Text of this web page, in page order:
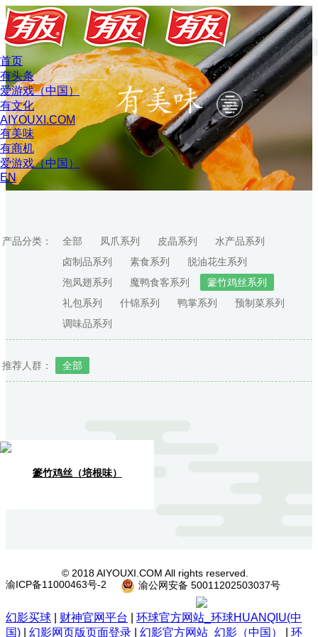
首页
有头条
爱游戏（中国）
有文化
AIYOUXI.COM
有美味
有商机
爱游戏（中国）
EN
产品分类： 全部 凤爪系列 皮晶系列
水产品系列
卤制品系列
素食系列
脱油花生系列
泡凤翅系列
魔鸭食客系列
籇竹鸡丝系列
礼包系列
什锦系列 鸭掌系列
预制菜系列
调味品系列
推荐人群： 全部
籇竹鸡丝（培根味）
© 2018 AIYOUXI.COM All rights reserved.
渝ICP备11000463号-2
渝公网安备 50011202503037号
幻影买球 财神官网平台
环球官方网站_环球HUANQIU(中
国)
幻影网页版页面登录 幻影官方网站_幻影（中国） 环